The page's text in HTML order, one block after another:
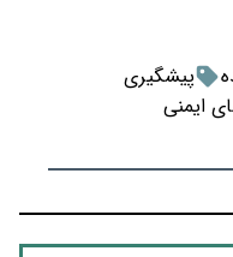
پیشگیری
ایمنی